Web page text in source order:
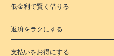
低金利で賢く借りる
返済をラクにする
支払いをお得にする